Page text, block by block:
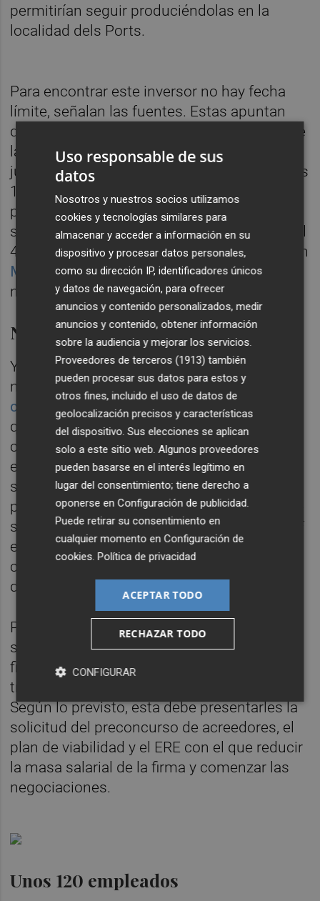
permitirían seguir produciéndolas en la
localidad dels Ports.
Para encontrar este inversor no hay fecha
límite, señalan las fuentes. Estas apuntan
que lo más urgente es redefinir el tamaño de
la plantilla. No en vano, el próximo 30 de
junio acaba el ERTE en el que están incluidos
130 empleados. Su regreso es imposible,
porque el adelgazamiento de los costes
salariales, que suponen aproximadamente el
40% del total, es una necesidad imperiosa en
Marie Claire, dado que los ingresos actuales
no permiten cubrirlos.
Necesita el visto bueno del IVF
Y para convertir el ERTE en un ERE la firma
necesita el visto bueno del IVF, dado que las
condiciones
de los préstamos establecen
que para acometer despidos debe acordarlo
con el instrumento público autonómico. En
el mismo están dispuestos a acometerlo
siempre con el objetivo de que la firma
pueda seguir desarrollando su labor, aunque
sea de forma reducida. Lo que no hará el IVF
es aportar un nuevo préstamo para
continuar con la misma actividad deficitaria,
de ahí la necesidad de un inversor externo.
Para avanzar en la reducción de costes
salariales, para el próximo lunes ya se ha
fijado una segunda reunión entre los
trabajadores y la dirección de la compañía.
Según lo previsto, esta debe presentarles la
solicitud del preconcurso de acreedores, el
plan de viabilidad y el ERE con el que reducir
la masa salarial de la firma y comenzar las
negociaciones.
Unos 120 empleados
Uso responsable de sus
datos
Nosotros y nuestros socios utilizamos
cookies y tecnologías similares para
almacenar y acceder a información en su
dispositivo y procesar datos personales,
como su dirección IP, identificadores únicos
y datos de navegación, para ofrecer
anuncios y contenido personalizados, medir
anuncios y contenido, obtener información
sobre la audiencia y mejorar los servicios.
Proveedores de terceros (1913) también
pueden procesar sus datos para estos y
otros fines, incluido el uso de datos de
geolocalización precisos y características
del dispositivo. Sus elecciones se aplican
solo a este sitio web. Algunos proveedores
pueden basarse en el interés legítimo en
lugar del consentimiento; tiene derecho a
oponerse enConfiguración de publicidad
Puede retirar su consentimiento en
cualquier momento enConfiguración de
cookies .Política de privacidad
ACEPTAR TODO
RECHAZAR TODO
CONFIGURAR